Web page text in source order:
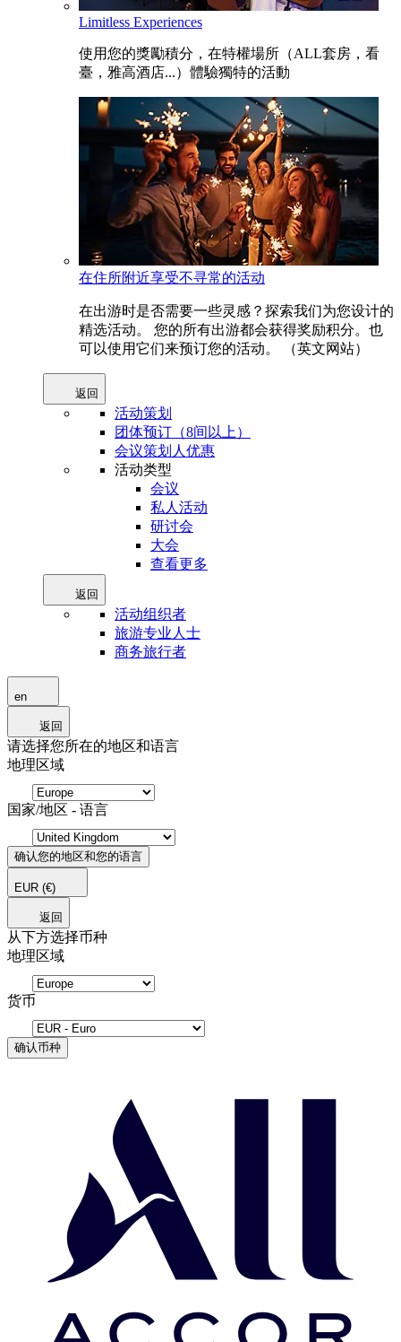
Limitless Experiences
使用您的獎勵積分，在特權場所（ALL套房，看
臺，雅高酒店...）體驗獨特的活動
在住所附近享受不寻常的活动
在出游时是否需要一些灵感？探索我们为您设计的
精选活动。 您的所有出游都会获得奖励积分。也
可以使用它们来预订您的活动。 （英文网站）
返回
活动策划
团体预订（8间以上）
会议策划人优惠
活动类型
会议
私人活动
研讨会
大会
查看更多
返回
活动组织者
旅游专业人士
商务旅行者
en
返回
请选择您所在的地区和语言
地理区域
国家/地区 - 语言
确认您的地区和您的语言
EUR (€)
返回
从下方选择币种
地理区域
货币
确认币种